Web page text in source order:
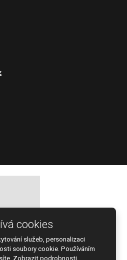
s r.o., vytvořila eBRÁNA s.r.o.
Podmínky použití
cookies
služeb, personalizaci
soubory cookie. Používáním
Zobrazit podrobnosti